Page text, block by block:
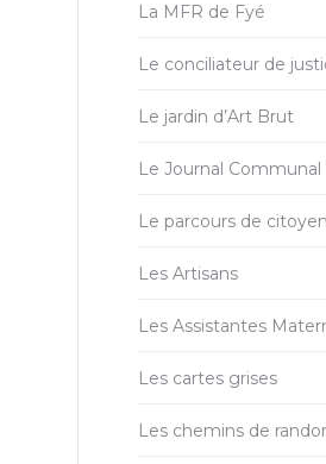
La MFR de Fyé
Le conciliateur de
Le jardin d’Art Brut
Le Journal Communal
Le parcours de
Les Artisans
Les Assistantes
Les cartes grises
Les chemins de